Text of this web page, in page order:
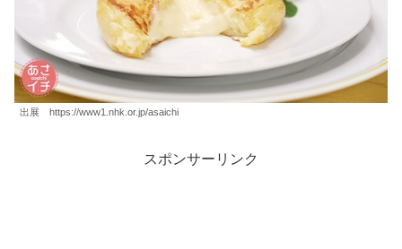
出展 https://www1.nhk.or.jp/asaichi
スポンサーリンク